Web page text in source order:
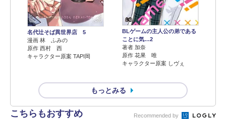
名代辻そば異世界店 5
漫画 林 ふみの
原作 西村 西
キャラクター原案 TAPI岡
BLゲームの主人公の弟である
ことに気…2
著者 加奈
原作 花果 唯
キャラクター原案 しヴぇ
もっとみる
こちらもおすすめ Recommended by